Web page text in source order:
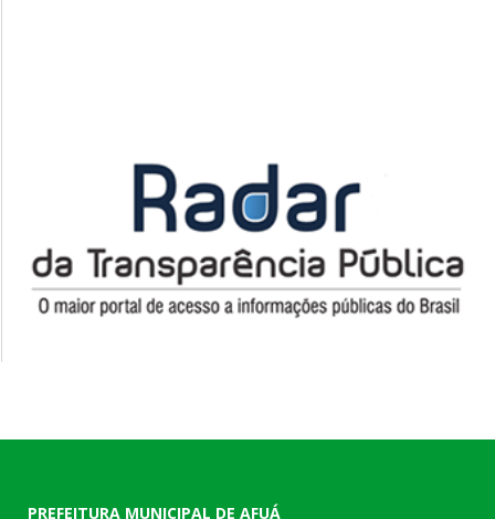
PREFEITURA MUNICIPAL DE AFUÁ